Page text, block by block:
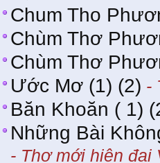
Chum Tho
Chùm Thơ
Chùm Thơ
Ước Mơ (1) (2) -
Băn Khoăn ( 1)
Những Bài
- Thơ mới hiện đại